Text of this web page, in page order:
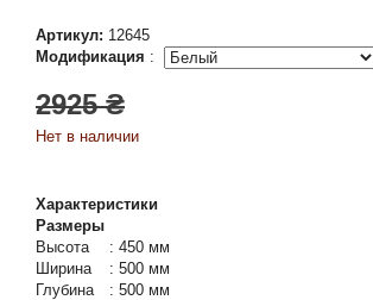
Артикул: 12645
Модификация :
2925 ₴
Нет в наличии
Характеристики
Размеры
Высота
: 450 мм
Ширина
: 500 мм
Глубина
: 500 мм